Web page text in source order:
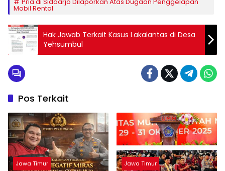
Mobil Rental
Hak Jawab Terkait Kasus Lakalantas di Desa
Yehsumbul
Pos Terkait
Jawa Timur Jawa Timur